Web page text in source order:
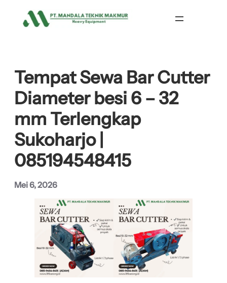
Tempat Sewa Bar Cutter
Diameter besi 6 – 32
mm Terlengkap
Sukoharjo |
085194548415
Mei 6, 2026